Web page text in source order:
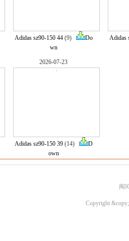
Adidas sz90-150 44(9)
Do
wn
Adidas
2026-07-23
Adidas sz90-150 39(14)
D
own
闽
Copyright